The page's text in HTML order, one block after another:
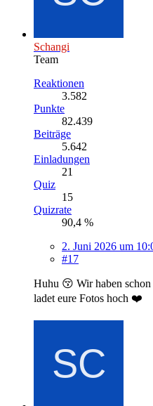
Schangi
Team
Reaktionen
3.582
Punkte
82.439
Beiträge
5.642
Einladungen
21
Quiz
15
Quizrate
90,4 %
2. Juni 2026 um
#17
Huhu 😚 Wir haben
ladet eure Fotos hoch ❤️